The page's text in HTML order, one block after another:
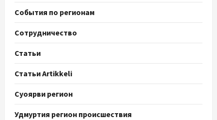
События по регионам
Сотрудничество
Статьи
Статьи Artikkeli
Суоярви регион
Удмуртия регион происшествия